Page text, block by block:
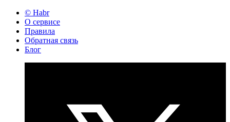
© Habr
О сервисе
Правила
Обратная связь
Блог